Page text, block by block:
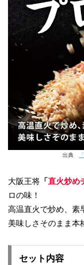
出典
大阪王将 「 直火炒め
ロの味！
高温直火で炒め、素
美味しさそのまま本
セット内容